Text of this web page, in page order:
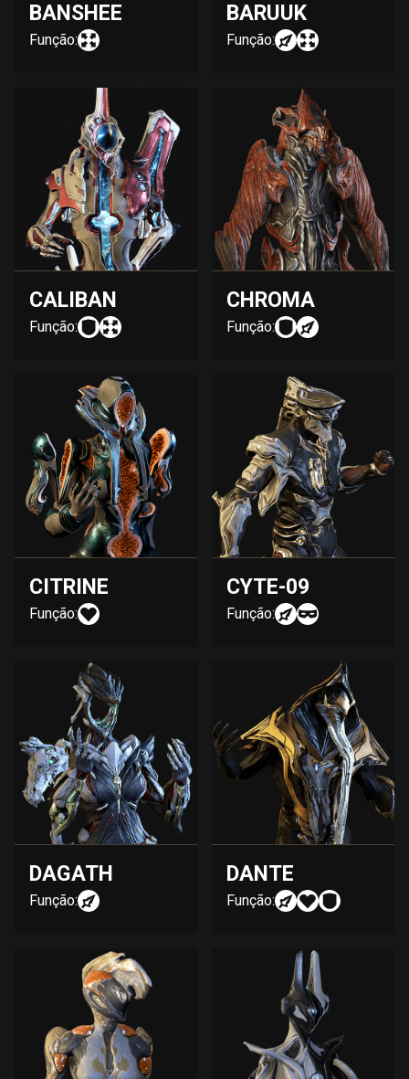
BANSHEE
Função:
BARUUK
Função:
CALIBAN
Função:
CHROMA
Função:
CITRINE
Função:
CYTE-09
Função:
DAGATH
Função:
DANTE
Função: